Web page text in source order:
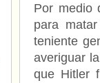
Por medio
para
teniente
averiguar
que Hitler